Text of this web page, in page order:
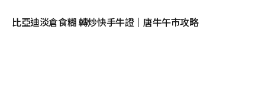
比亞迪淡倉食糊 轉炒快手牛證｜唐牛午市攻略